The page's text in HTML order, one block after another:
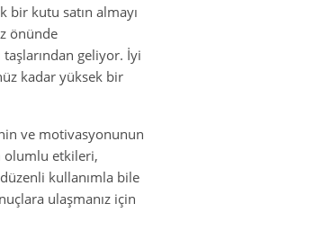
kutu satın almayı
önünde
taşlarından geliyor. İyi
kadar yüksek bir
ve motivasyonunun
olumlu etkileri,
kullanımla bile
ulaşmanız için